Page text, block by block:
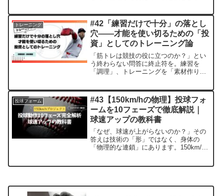
けるための「準備」です。生体エネルギ
ー論と運動連鎖の観点から、投手こそ走
るべき科学的な根拠と、効率的なポール
間走の活用法を解説します。
トレーニング
#42「練習だけで十分」の落とし
穴——才能を使い切るための「投
資」としてのトレーニング論
「筋トレは競技の役に立つのか？」とい
う終わらない問答に終止符を。練習を
「調理」、トレーニングを「素材作り」
イトの数値をパフォーマンスに変えるた
めの「4つの身体機能」についても深掘り
考察しました。
投球フォーム
#43【150km/hの物理】投球フォ
ームを10フェーズで徹底解説｜
球速アップの教科書
「なぜ、球速が上がらないのか？」その
答えは技術の「形」ではなく、身体の
「物理的な連鎖」にあります。150km/h